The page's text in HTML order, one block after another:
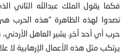
فكما يقول الملك عبدالله الثاني
تصدوا لهذه الظاهرة “هذه الحرب
حرب أي أحد آخر. يشير العاهل
يرتكب مثل هذه الأعمال الإرهابية لا